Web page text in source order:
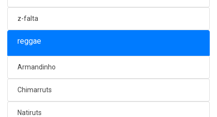
z-falta
reggae
Armandinho
Chimarruts
Natiruts